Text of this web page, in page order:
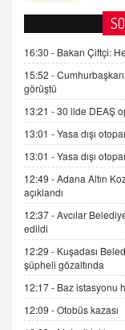
AV.
Kış
İNCİ
ADEM
Esed
16:30 - Bakan Çiftçi:
15:52 -
görüştü
13:21 -30 ilde DEAŞ
13:01 -Yasa dışı
13:01 -Yasa dışı
12:49 -Adana Altın
açıklandı
12:37 -Avcılar
edildi
12:29 - Kuşadası
şüpheli gözaltında
12:17 - Baz istasyonu
12:09 -Otobüs kazası